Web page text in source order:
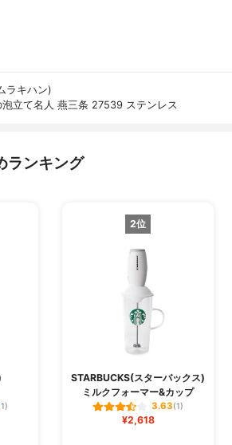
ラキハン)
立て名人 燕三条 27539 ステンレス
ランキング
2位
STARBUCKS(スターバックス)
ミルクフォーマー&カップ
3.63(1)
¥2,618